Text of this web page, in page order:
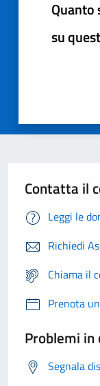
Quanto
su
Contatta il
Leggi le
Richiedi
Chiama il
Prenota
Problemi
Segnala